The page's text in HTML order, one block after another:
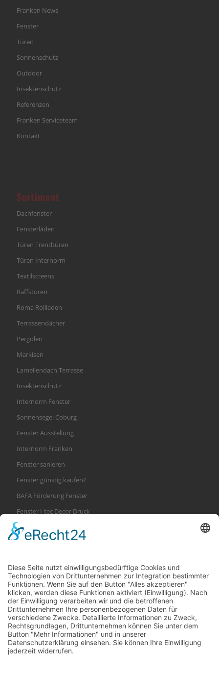
Franken News
Fenster
Türen
Sonnenschutz
Outdoor
Insektenschutz
Referenzen
Franken Serviceteam
Kontakt
Sortiment
Dachfenster
Fensterläden
Türen Trendtüren
Türen Internorm
Textilscreens
Raffstoren
Roma Rollladen
Terrassendächer
Pergolen
Markisen
Lamellendach Terrasse
Insektenschutz
Internorm Fenster
Sonnensegel Coburg
Fenster Ausstellung
Internorm Franken
Fenster sanieren
Fenster günstig kaufen?
BAFA Förderung Fenster
Fenster I-tec Decor Druck
Internorm i-tec secure Verriegelung
Suche
Datenschutz